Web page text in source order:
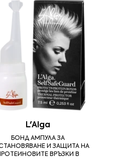
L'Alga
БОНД АМПУЛА ЗА
И ЗАЩИТА НА
ВРЪЗКИ В